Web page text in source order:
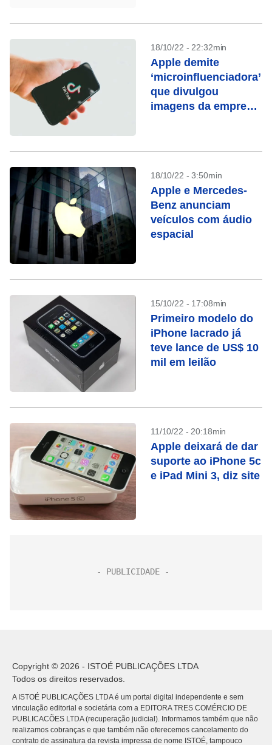
18/10/22 - 22:32min
Apple demite
‘microinfluenciadora’
que divulgou
imagens da empresa
18/10/22 - 3:50min
Apple e Mercedes-
Benz anunciam
veículos com áudio
espacial
15/10/22 - 17:08min
Primeiro modelo do
iPhone lacrado já
teve lance de US$ 10
mil em leilão
11/10/22 - 20:18min
Apple deixará de dar
suporte ao iPhone 5c
e iPad Mini 3, diz site
Copyright © 2026 - ISTOÉ PUBLICAÇÕES LTDA
Todos os direitos reservados.
A ISTOÉ PUBLICAÇÕES LTDA é um portal digital independente e sem
vinculação editorial e societária com a EDITORA TRES COMÉRCIO DE
PUBLICACÕES LTDA (recuperação judicial). Informamos também que não
realizamos cobranças e que também não oferecemos cancelamento do
contrato de assinatura da revista impressa de nome ISTOÉ, tampouco